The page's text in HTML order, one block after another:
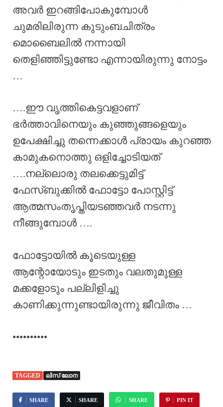
അവർ ഇറങ്ങിപോകുമ്പോൾ
ചുമരിലിരുന്ന കുടുംബചിത്രം
മൊബൈലിൽ നന്നായി
തെളിഞ്ഞിട്ടുണ്ടോ എന്നായിരുന്നു നോട്ടം
…
….ഈ വൃത്തികെട്ടവളാണ്
ഭർത്താവിനെയും കുഞ്ഞുങ്ങളെയും
ഉപേക്ഷിച്ചു തന്നെക്കാൾ പ്രായം കുറഞ്ഞ
കാമുകനൊത്തു ഒളിച്ചോടിയത്
….നല്ലൊരു തലക്കെട്ടുമിട്ട്
ഫേസ്ബുക്കിൽ ഫോട്ടോ പോസ്റ്റിട്ട്
ആത്മസംതൃപ്തിയടഞ്ഞവർ നടന്നു
നീങ്ങുമ്പോൾ ….
ഫോട്ടോയിൽ കൂടെയുള്ള
ആന്റോയോടും ഇടതും വലതുമുള്ള
മക്കളോടും പല്ലിളിച്ചു
കാണിക്കുന്നുണ്ടായിരുന്നു ജീവിതം …
••••••••••
TAGGED ലിസ് ലോന
SHARE SHARE SHARE PIN IT